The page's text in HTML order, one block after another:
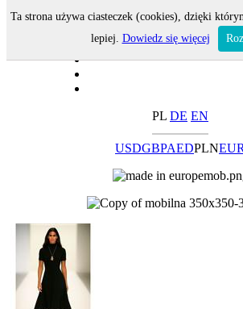
PL DE EN
USDGBPAEDPLNEUR
Ta strona używa ciasteczek (cookies), dzięki
lepiej. Dowiedz się więcej